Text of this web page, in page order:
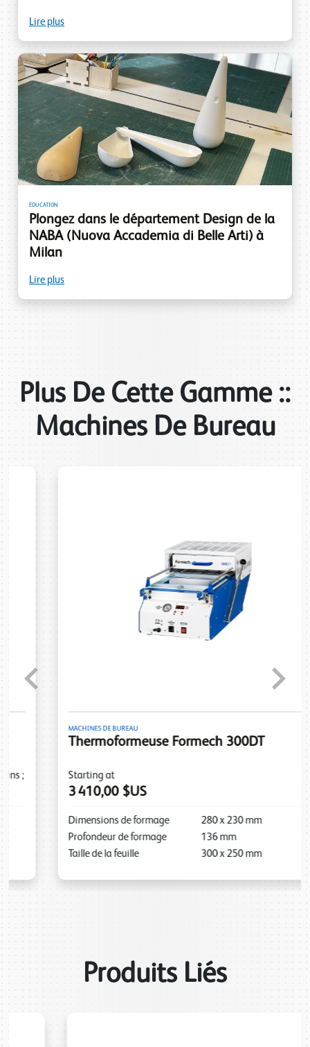
Lire plus
ÉDUCATION
Plongez dans le département Design de la
NABA (Nuova Accademia di Belle Arti) à
Milan
Lire plus
Plus De Cette Gamme ::
Machines De Bureau
MACHINES DE BUREAU
Thermoformeuse Formech 300DT
Starting at
3 410,00 $US
Dimensions de formage 280 230 mm
Profondeur de formage
136
Taille de la feuille
250 mm
Previous Next
Produits Liés